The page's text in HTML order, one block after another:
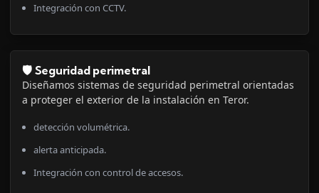
Integración con CCTV.
🛡️ Seguridad perimetral
Diseñamos sistemas de seguridad perimetral orientadas
a proteger el exterior de la instalación en Teror.
detección volumétrica.
alerta anticipada.
Integración con control de accesos.